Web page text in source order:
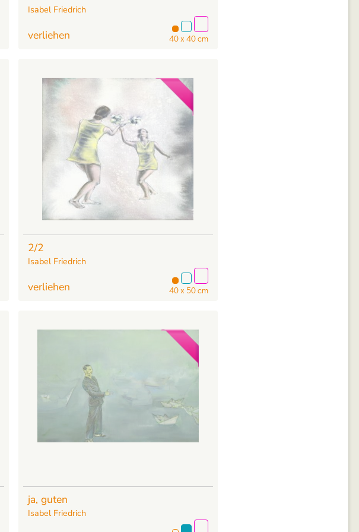
Isabel Friedrich
verliehen 40 x 40 cm
2/2
Isabel Friedrich
verliehen 40 x 50 cm
ja, guten
Isabel Friedrich